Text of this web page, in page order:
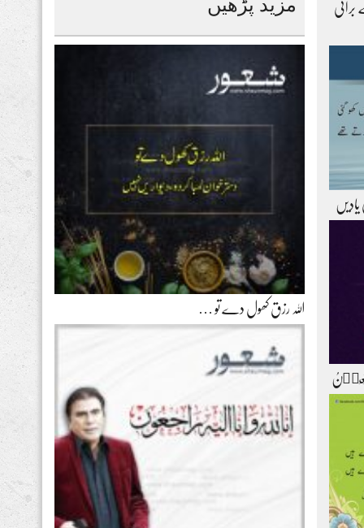
مزید پڑھیں
اللہ رزق کھول دے تو …
برائی